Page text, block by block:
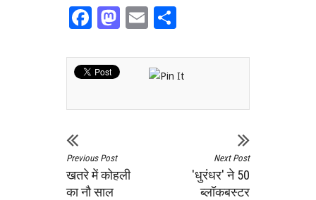
Facebook
Mastodon
Email
Previous Post
खतरे में कोहली
का नौ साल
Next Post
'धुरंधर' ने 50
ब्लॉकबस्टर